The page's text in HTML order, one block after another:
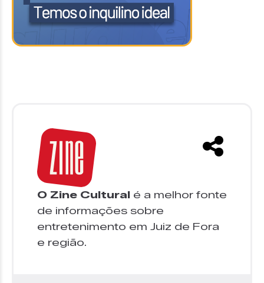
O Zine Cultural é a melhor fonte
de informações sobre
entretenimento em Juiz de Fora
e região.